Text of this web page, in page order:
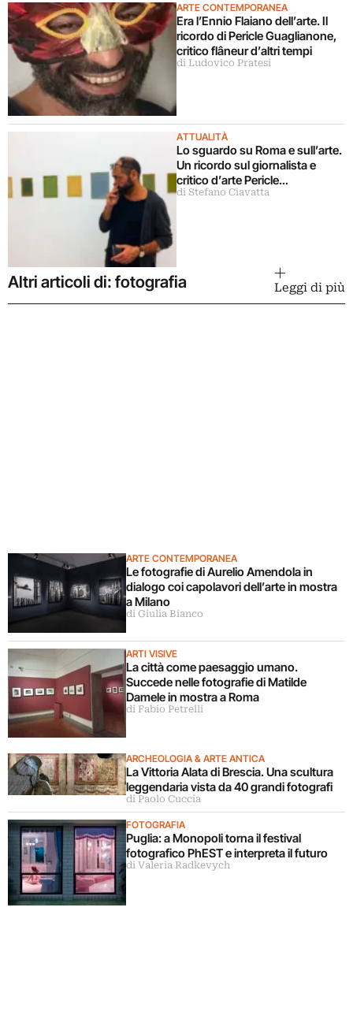
ARTE CONTEMPORANEA
Era l’Ennio Flaiano dell’arte. Il
ricordo di Pericle Guaglianone,
critico flâneur d’altri tempi
di Ludovico Pratesi
ATTUALITÀ
Lo sguardo su Roma e sull’arte.
Un ricordo sul giornalista e
critico d’arte Pericle
Guaglianone
di Stefano Ciavatta
Altri articoli di: fotografia Leggi di più
ARTE CONTEMPORANEA
Le fotografie di Aurelio Amendola in
dialogo coi capolavori dell’arte in mostra
a Milano
di Giulia Bianco
ARTI VISIVE
La città come paesaggio umano.
Succede nelle fotografie di Matilde
Damele in mostra a Roma
di Fabio Petrelli
ARCHEOLOGIA & ARTE ANTICA
La Vittoria Alata di Brescia. Una scultura
leggendaria vista da 40 grandi fotografi
di Paolo Cuccia
FOTOGRAFIA
Puglia: a Monopoli torna il festival
fotografico PhEST e interpreta il futuro
di Valeria Radkevych